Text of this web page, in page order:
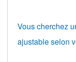
Vous cherchez
ajustable selon